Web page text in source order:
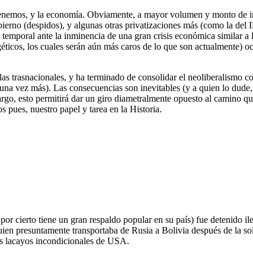
y la economía. Obviamente, a mayor volumen y monto de
(despidos), y algunas otras privatizaciones más (como la
ante la inminencia de una gran crisis económica similar
los cuales serán aún más caros de lo que son actualmente)
trasnacionales, y ha terminado de consolidar el neoliberalismo
vez más). Las consecuencias son inevitables (y a quien lo
esto permitirá dar un giro diametralmente opuesto al camino
pues, nuestro papel y tarea en la Historia.
cierto tiene un gran respaldo popular en su país) fue detenido
presuntamente transportaba de Rusia a Bolivia después de la
lacayos incondicionales de USA.